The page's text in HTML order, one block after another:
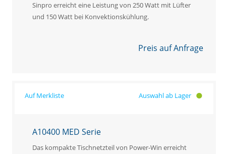
Sinpro erreicht eine Leistung von 250 Watt mit Lüfter
und 150 Watt bei Konvektionskühlung.
Preis auf Anfrage
Auswahl ab Lager
A10400 MED Serie
Das kompakte Tischnetzteil von Power-Win erreicht